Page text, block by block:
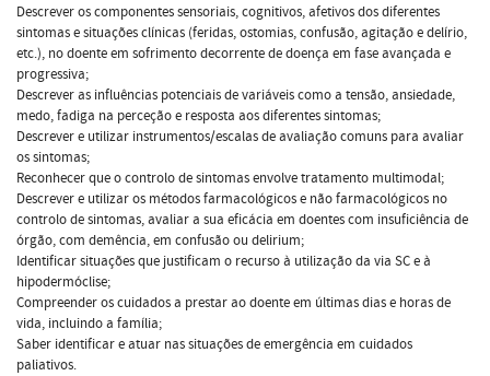
Descrever os componentes sensoriais, cognitivos, afetivos dos diferentes
sintomas e situações clínicas (feridas, ostomias, confusão, agitação e delírio,
etc.), no doente em sofrimento decorrente de doença em fase avançada e
progressiva;
Descrever as influências potenciais de variáveis como a tensão, ansiedade,
medo, fadiga na perceção e resposta aos diferentes sintomas;
Descrever e utilizar instrumentos/escalas de avaliação comuns para avaliar
os sintomas;
Reconhecer que o controlo de sintomas envolve tratamento multimodal;
Descrever e utilizar os métodos farmacológicos e não farmacológicos no
controlo de sintomas, avaliar a sua eficácia em doentes com insuficiência de
órgão, com demência, em confusão ou delirium;
Identificar situações que justificam o recurso à utilização da via SC e à
hipodermóclise;
Compreender os cuidados a prestar ao doente em últimas dias e horas de
vida, incluindo a família;
Saber identificar e atuar nas situações de emergência em cuidados
paliativos.